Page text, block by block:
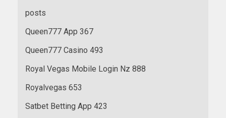
posts
Queen777 App 367
Queen777 Casino 493
Royal Vegas Mobile Login Nz 888
Royalvegas 653
Satbet Betting App 423